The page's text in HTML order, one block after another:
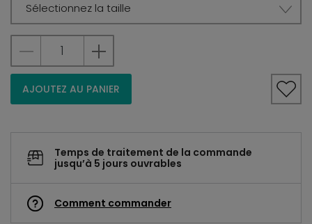
Sélectionnez la taille
AJOUTEZ AU PANIER
Temps de traitement de la commande
jusqu’à 5 jours ouvrables
Comment commander